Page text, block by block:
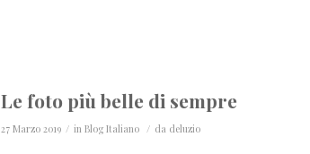
Le foto più belle di sempre
27 Marzo 2019 / in Blog Italiano / da deluzio